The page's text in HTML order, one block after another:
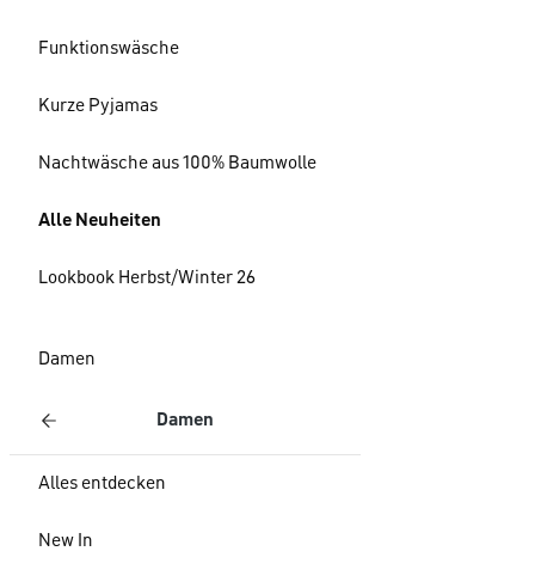
Funktionswäsche
Kurze Pyjamas
Nachtwäsche aus 100% Baumwolle
Alle Neuheiten
Lookbook Herbst/Winter 26
Damen
Damen
Alles entdecken
New In